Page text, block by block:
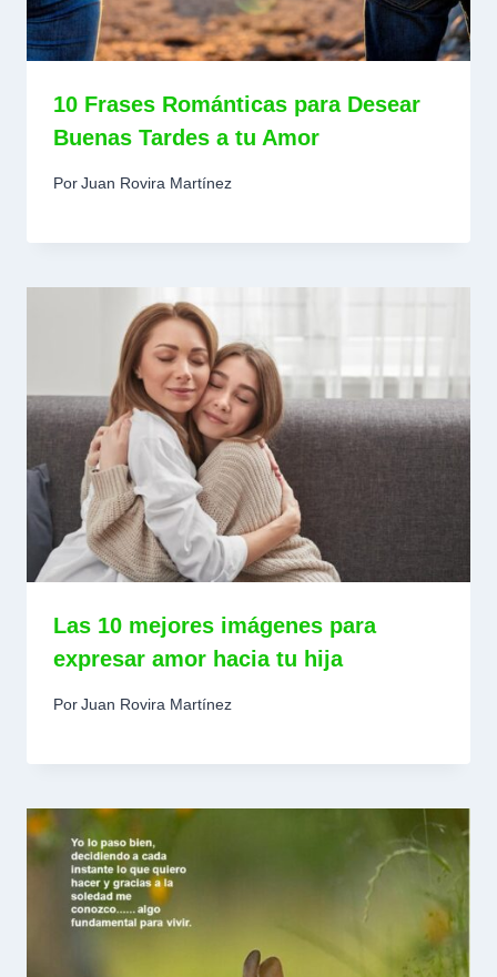
10 Frases Románticas para Desear
Buenas Tardes a tu Amor
PorJuan Rovira Martínez
Las 10 mejores imágenes para
expresar amor hacia tu hija
PorJuan Rovira Martínez